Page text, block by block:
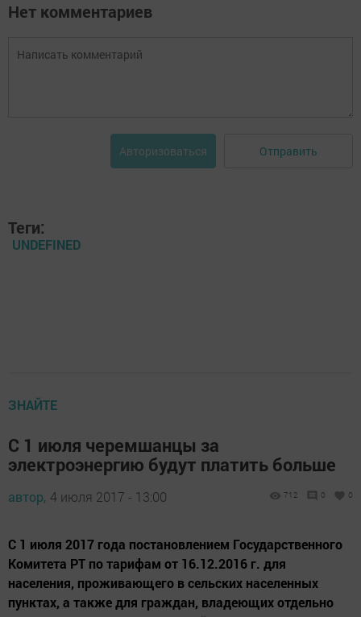
Нет комментариев
Авторизоваться Отправить
Теги:
UNDEFINED
ЗНАЙТЕ
С 1 июля черемшанцы за
электроэнергию будут платить больше
автор, 4 июля 2017 - 13:00 712 0 0
С 1 июля 2017 года постановлением Государственного
Комитета РТ по тарифам от 16.12.2016 г. для
населения, проживающего в сельских населенных
пунктах, а также для граждан, владеющих отдельно